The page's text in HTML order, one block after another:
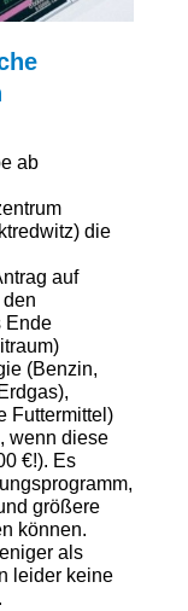
ab
die
auf
Ende
(Benzin,
Futtermittel)
wenn diese
€!). Es
größere
können.
als
leider keine